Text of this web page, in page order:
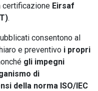
certificazione Eirsaf
.
consentono al
e preventivo i propri
gli impegni
di
della norma ISO/IEC